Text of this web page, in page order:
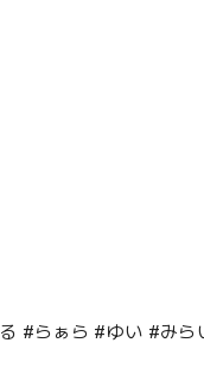
#らぁら #ゆい #みら